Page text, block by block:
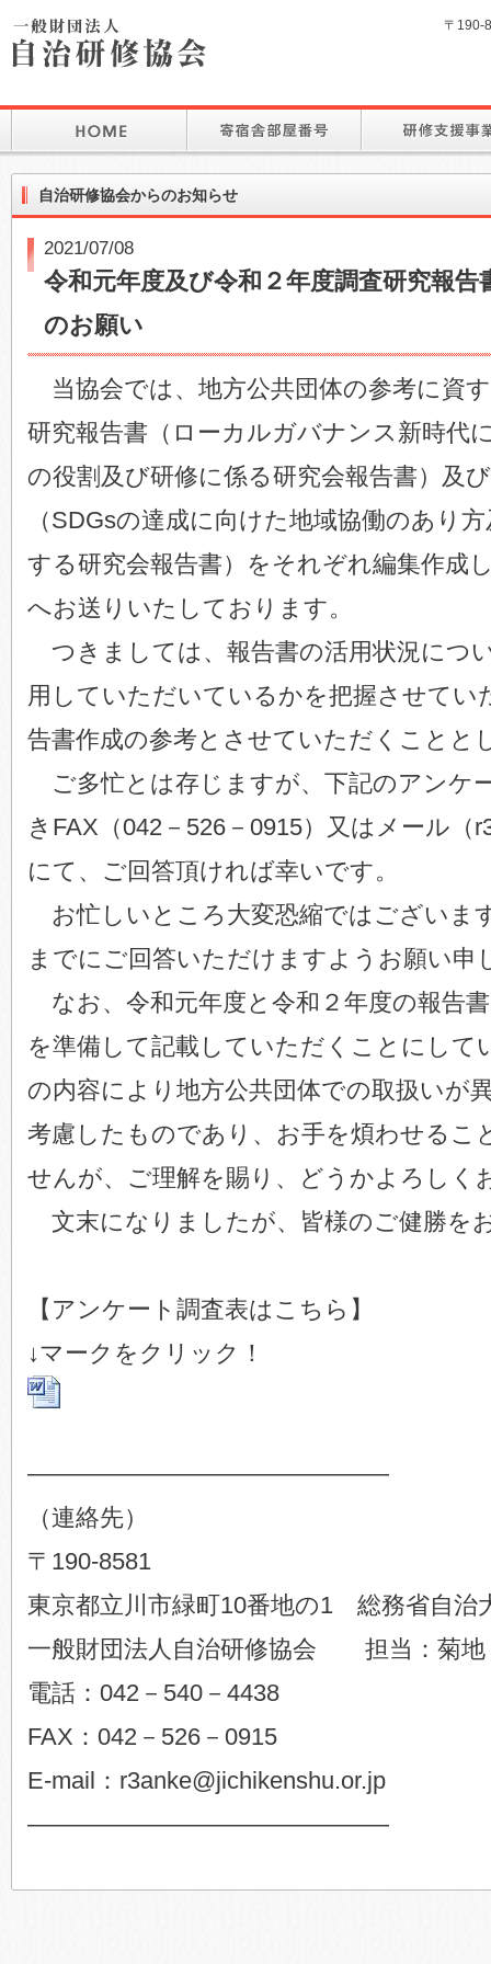
〒190-
自治研修協会からのお知らせ
2021/07/08
令和元年度及び令和２年度調査研究報
のお願い
当協会では、地方公共団体の参考に資
研究報告書（ローカルガバナンス新時代
の役割及び研修に係る研究会報告書）及
（SDGsの達成に向けた地域協働のあり
する研究会報告書）をそれぞれ編集作成
へお送りいたしております。
つきましては、報告書の活用状況につ
用していただいているかを把握させてい
告書作成の参考とさせていただくことと
ご多忙とは存じますが、下記のアンケ
きFAX（042－526－0915）又はメール（
にて、ご回答頂ければ幸いです。
お忙しいところ大変恐縮ではございま
までにご回答いただけますようお願い申
なお、令和元年度と令和２年度の報告
を準備して記載していただくことにして
の内容により地方公共団体での取扱いが
考慮したものであり、お手を煩わせるこ
せんが、ご理解を賜り、どうかよろしく
文末になりましたが、皆様のご健勝を
【アンケート調査表はこちら】
↓マークをクリック！
———————————————
（連絡先）
〒190-8581
東京都立川市緑町10番地の1 総務省自治
一般財団法人自治研修協会 担当：菊地
電話：042－540－4438
FAX：042－526－0915
E-mail：r3anke@jichikenshu.or.jp
———————————————